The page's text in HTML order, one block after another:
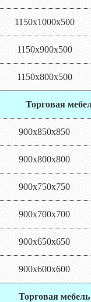
1150х1000х500
1150х900х500
1150х800х500
Торговая
900х850х850
900х800х800
900х750х750
900х700х700
900х650х650
900х600х600
Торговая